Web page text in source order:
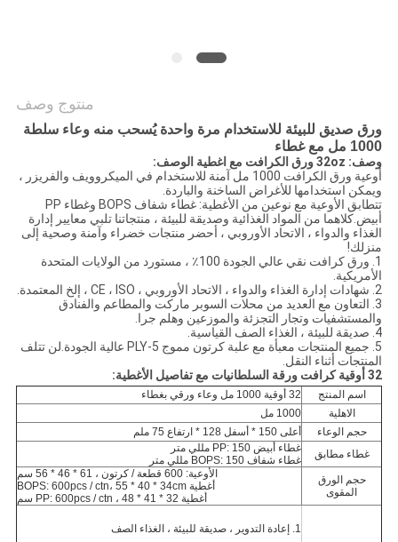
منتوج وصف
ورق صديق للبيئة للاستخدام مرة واحدة يُسحب منه وعاء سلطة
1000 مل مع غطاء
وصف: 32oz ورق الكرافت مع اغطية الوصف:
أوعية ورق الكرافت 1000 مل آمنة للاستخدام في الميكروويف والفريزر ،
ويمكن استخدامها للأغراض الساخنة والباردة.
تتطابق الأوعية مع نوعين من الأغطية: غطاء شفاف BOPS وغطاء PP
أبيض.كلاهما من المواد الغذائية وصديقة للبيئة ، منتجاتنا تلبي معايير إدارة
الغذاء والدواء ، الاتحاد الأوروبي ، أحضر منتجات خضراء وآمنة وصحية إلى
منزلك!
1. ورق كرافت نقي عالي الجودة 100٪ ، مستورد من الولايات المتحدة
الأمريكية.
2. شهادات إدارة الغذاء والدواء ، الاتحاد الأوروبي ، CE ، ISO ، إلخ المعتمدة.
3. التعاون مع العديد من محلات السوبر ماركت والمطاعم والفنادق
والمستشفيات وتجار التجزئة والموزعين وهلم جرا.
4. صديقة للبيئة ، الغذاء الصف القياسية.
5. جميع المنتجات معبأة مع علبة كرتون مموج 5-PLY عالية الجودة.لن تتلف
المنتجات أثناء النقل.
32 أوقية كرافت ورقة السلطانيات مع تفاصيل الأغطية:
اسم المنتج
32 أوقية 1000 مل وعاء ورقي بغطاء
الاهلية
1000 مل
حجم الوعاء
أعلى 150 * أسفل 128 * ارتفاع 75 ملم
غطاء مطابق
غطاء أبيض PP: 150 مللي متر
غطاء شفاف BOPS: 150 مللي متر
حجم الورق
المقوى
الأوعية: 600 قطعة / كرتون ، 61 * 46 * 56 سم
أغطية BOPS: 600pcs / ctn، 55 * 40 * 34cm
أغطية PP: 600pcs / ctn ، 48 * 41 * 32 سم
1. إعادة التدوير ، صديقة للبيئة ، الغذاء الصف